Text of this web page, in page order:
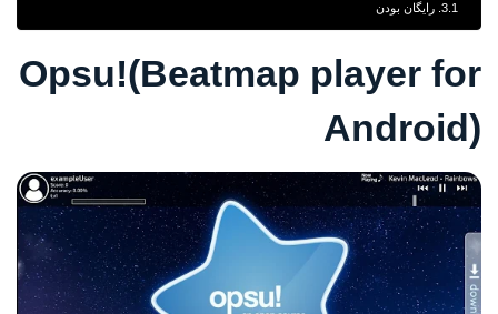
رایگان بودن
Opsu!(Beatmap player for
Android)